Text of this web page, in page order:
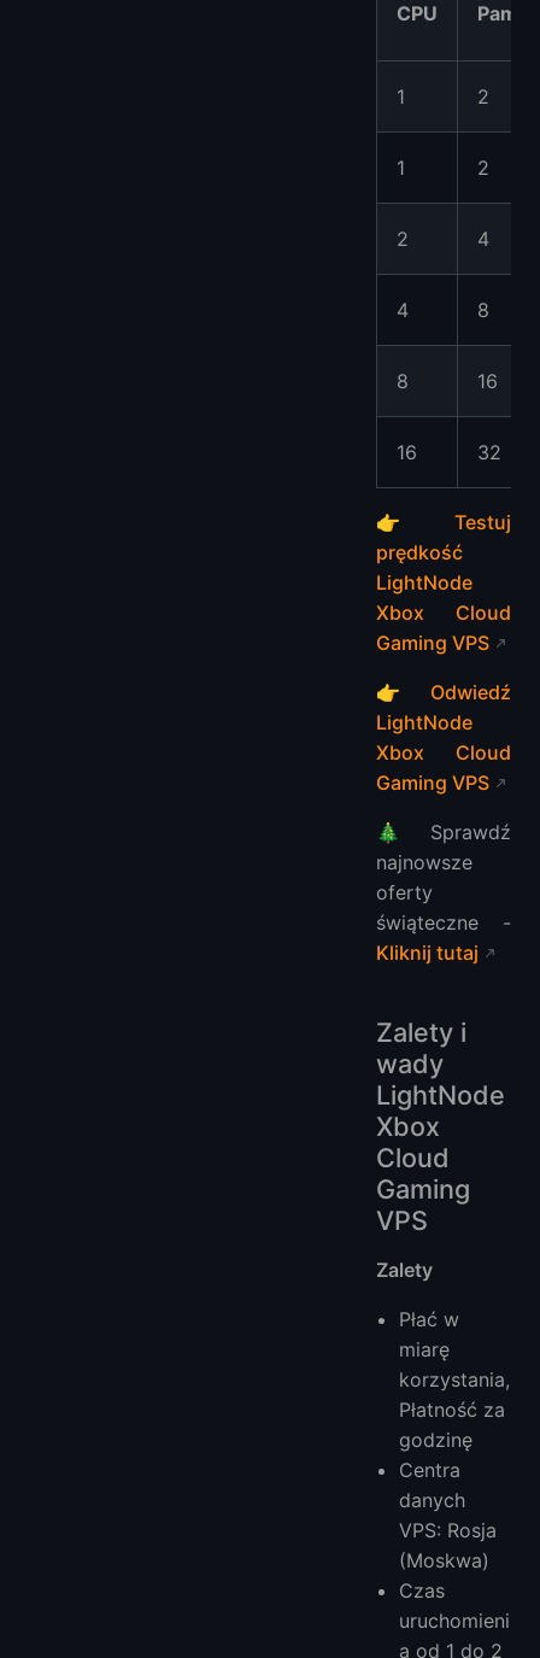
CPU
1 2
1 2
2 4
4 8
8 16
16 32
👉 Testuj
prędkość
LightNode
Xbox Cloud
Gaming VPS
👉 Odwiedź
LightNode
Xbox Cloud
Gaming VPS
🎄Sprawdź
najnowsze
oferty
świąteczne -
Kliknij tutaj
Zalety i
wady
LightNode
Xbox
Cloud
Gaming
VPS
Zalety
Płać w
miarę
korzystania,
Płatność za
godzinę
Centra
danych
VPS: Rosja
(Moskwa)
Czas
uruchomieni
a od 1 do 2